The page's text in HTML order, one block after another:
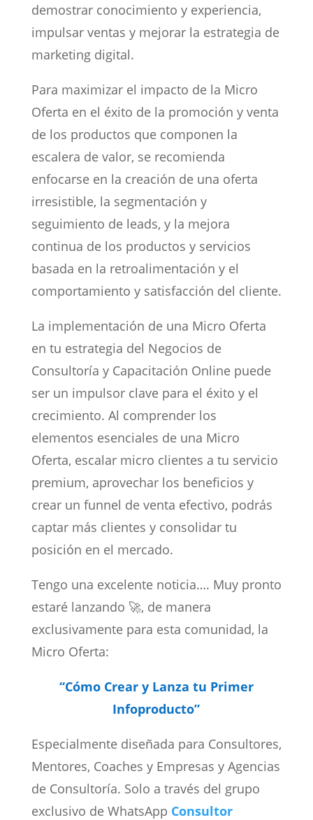
demostrar conocimiento y experiencia,
impulsar ventas y mejorar la estrategia de
marketing digital.
Para maximizar el impacto de la Micro
Oferta en el éxito de la promoción y venta
de los productos que componen la
escalera de valor, se recomienda
enfocarse en la creación de una oferta
irresistible, la segmentación y
seguimiento de leads, y la mejora
continua de los productos y servicios
basada en la retroalimentación y el
comportamiento y satisfacción del cliente.
La implementación de una Micro Oferta
en tu estrategia del Negocios de
Consultoría y Capacitación Online puede
ser un impulsor clave para el éxito y el
crecimiento. Al comprender los
elementos esenciales de una Micro
Oferta, escalar micro clientes a tu servicio
premium, aprovechar los beneficios y
crear un funnel de venta efectivo, podrás
captar más clientes y consolidar tu
posición en el mercado.
Tengo una excelente noticia…. Muy pronto
estaré lanzando 🚀, de manera
exclusivamente para esta comunidad, la
Micro Oferta:
“Cómo Crear y Lanza tu Primer
Infoproducto”
Especialmente diseñada para Consultores,
Mentores, Coaches y Empresas y Agencias
de Consultoría. Solo a través del grupo
exclusivo de WhatsApp Consultor